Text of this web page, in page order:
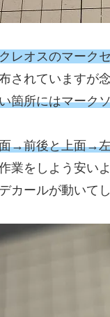
クレオスのマーク
されていますが
箇所にはマーク
→前後と上面→
業をしよう安い
カールが動いて